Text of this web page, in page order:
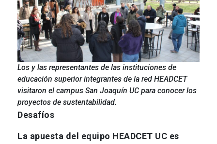
Los y las representantes de las instituciones de
educación superior integrantes de la red HEADCET
visitaron el campus San Joaquín UC para conocer los
proyectos de sustentabilidad.
Desafíos
La apuesta del equipo HEADCET UC es